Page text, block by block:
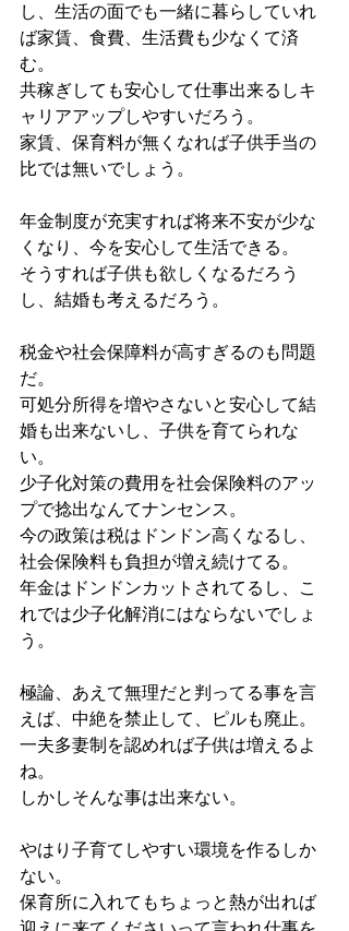
し、生活の面でも一緒に暮らしていれ
ば家賃、食費、生活費も少なくて済
む。
共稼ぎしても安心して仕事出来るしキ
ャリアアップしやすいだろう。
家賃、保育料が無くなれば子供手当の
比では無いでしょう。
年金制度が充実すれば将来不安が少な
くなり、今を安心して生活できる。
そうすれば子供も欲しくなるだろう
し、結婚も考えるだろう。
税金や社会保障料が高すぎるのも問題
だ。
可処分所得を増やさないと安心して結
婚も出来ないし、子供を育てられな
い。
少子化対策の費用を社会保険料のアッ
プで捻出なんてナンセンス。
今の政策は税はドンドン高くなるし、
社会保険料も負担が増え続けてる。
年金はドンドンカットされてるし、こ
れでは少子化解消にはならないでしょ
う。
極論、あえて無理だと判ってる事を言
えば、中絶を禁止して、ピルも廃止。
一夫多妻制を認めれば子供は増えるよ
ね。
しかしそんな事は出来ない。
やはり子育てしやすい環境を作るしか
ない。
保育所に入れてもちょっと熱が出れば